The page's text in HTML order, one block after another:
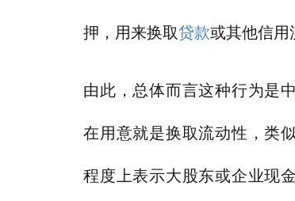
押，用来换取贷款或其他信用
由此，总体而言这种行为是
在用意就是换取流动性，类
程度上表示大股东或企业现